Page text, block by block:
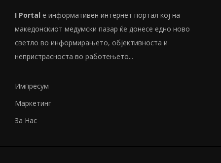
I Portal е информативен интернет портал кој на
македонскиот медумски пазар ќе донесе едно ново
светло во информирањето, објективноста и
непристрасноста во работењето...
Импресум
Маркетинг
За Нас